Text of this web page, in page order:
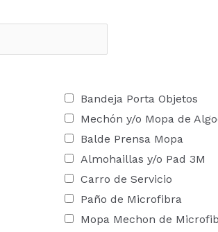
Bandeja Porta Objetos
Mechón y/o Mopa de
Balde Prensa Mopa
Almohaillas y/o Pad 3M
Carro de Servicio
Paño de Microfibra
Mopa Mechon de